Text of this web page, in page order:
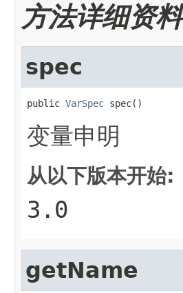
方法详细资料
spec
public VarSpec spec()
变量申明
从以下版本开始:
3.0
getName